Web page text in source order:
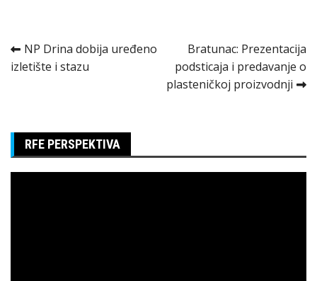
Kretanje
članka
NP Drina dobija uređeno
izletište i stazu
Bratunac: Prezentacija
podsticaja i predavanje o
plasteničkoj proizvodnji
RFE PERSPEKTIVA